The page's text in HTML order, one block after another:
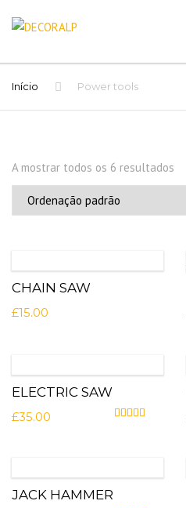
Início Power tools
A mostrar todos os 6 resultados
CHAIN SAW
£15.00
ELECTRIC SAW
£35.00
JACK HAMMER